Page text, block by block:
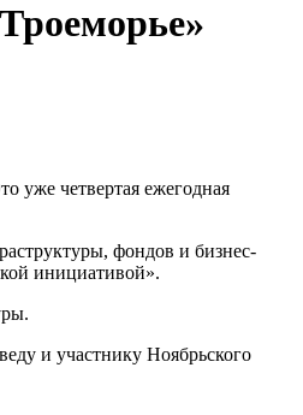
уже четвертая ежегодная
фондов и бизнес-
инициативой».
и участнику Ноябрьского